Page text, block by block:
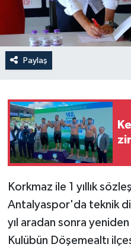
Paylaş
Korkmaz ile 1 yıllık
Antalyaspor'da teknik
yıl aradan sonra
Kulübün Döşemealtı
Kültür Sanat
Magazin
Sağlık
Siyaset
Sosyal medya
Teknoloji